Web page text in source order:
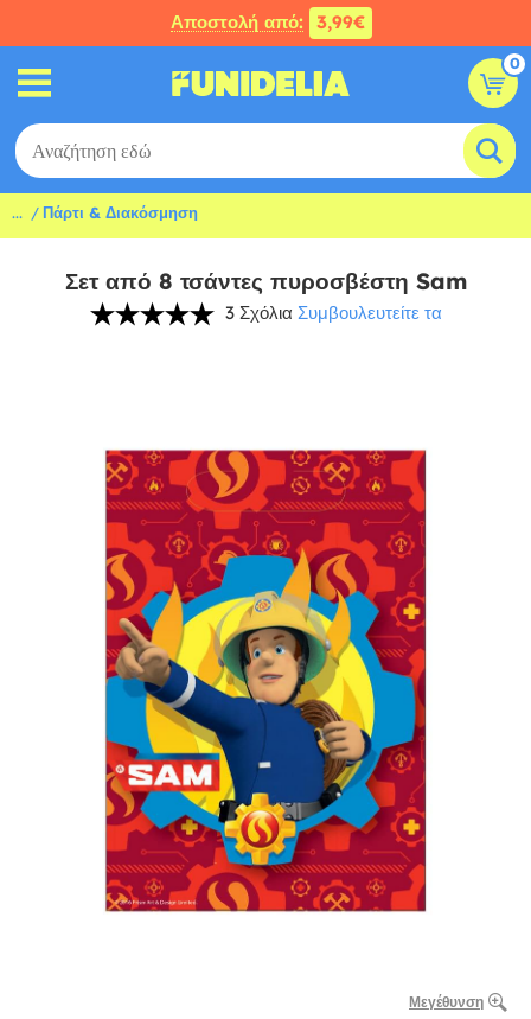
Αποστολή από: 3,99€
0
... Πάρτι & Διακόσμηση
Σετ από 8 τσάντες πυροσβέστη Sam
3 Σχόλια Συμβουλευτείτε τα
Μεγέθυνση